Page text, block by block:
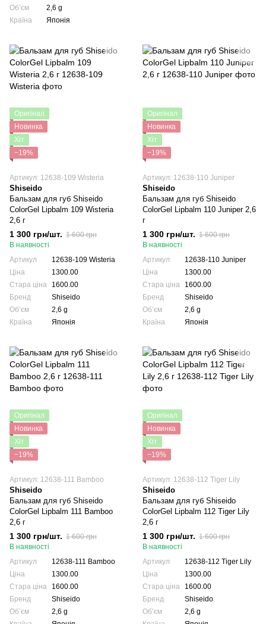
Обʼєм
2,6 g
Країна
Японія
Оригінал
Новинка
Хіт
−19%
Артикул: 12638-109 Wisteria
Shiseido
Бальзам для губ Shiseido
ColorGel Lipbalm 109 Wisteria
2,6 г
1 300 грн/шт. 1 600 грн
В наявності
Артикул
12638-109 Wisteria
Ціна
1300.00
Стара ціна
1600.00
Бренд
Shiseido
Обʼєм
2,6 g
Країна
Японія
Оригінал
Новинка
Хіт
−19%
Артикул: 12638-110 Juniper
Shiseido
Бальзам для губ Shiseido
ColorGel Lipbalm 110 Juniper 2,6
г
1 300 грн/шт. 1 600 грн
В наявності
Артикул
12638-110 Juniper
Ціна
1300.00
Стара ціна
1600.00
Бренд
Shiseido
Обʼєм
2,6 g
Країна
Японія
Оригінал
Новинка
Хіт
−19%
Артикул: 12638-111 Bamboo
Shiseido
Бальзам для губ Shiseido
ColorGel Lipbalm 111 Bamboo
2,6 г
1 300 грн/шт. 1 600 грн
В наявності
Артикул
12638-111 Bamboo
Ціна
1300.00
Стара ціна
1600.00
Бренд
Shiseido
Обʼєм
2,6 g
Оригінал
Новинка
Хіт
−19%
Артикул: 12638-112 Tiger Lily
Shiseido
Бальзам для губ Shiseido
ColorGel Lipbalm 112 Tiger Lily
2,6 г
1 300 грн/шт. 1 600 грн
В наявності
Артикул
12638-112 Tiger Lily
Ціна
1300.00
Стара ціна
1600.00
Бренд
Shiseido
Обʼєм
2,6 g